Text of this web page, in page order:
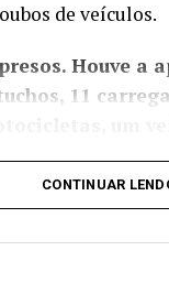
de veículos.
Houve a
11
central de
Propriedade
falsificados.
Choque
CONTINUAR